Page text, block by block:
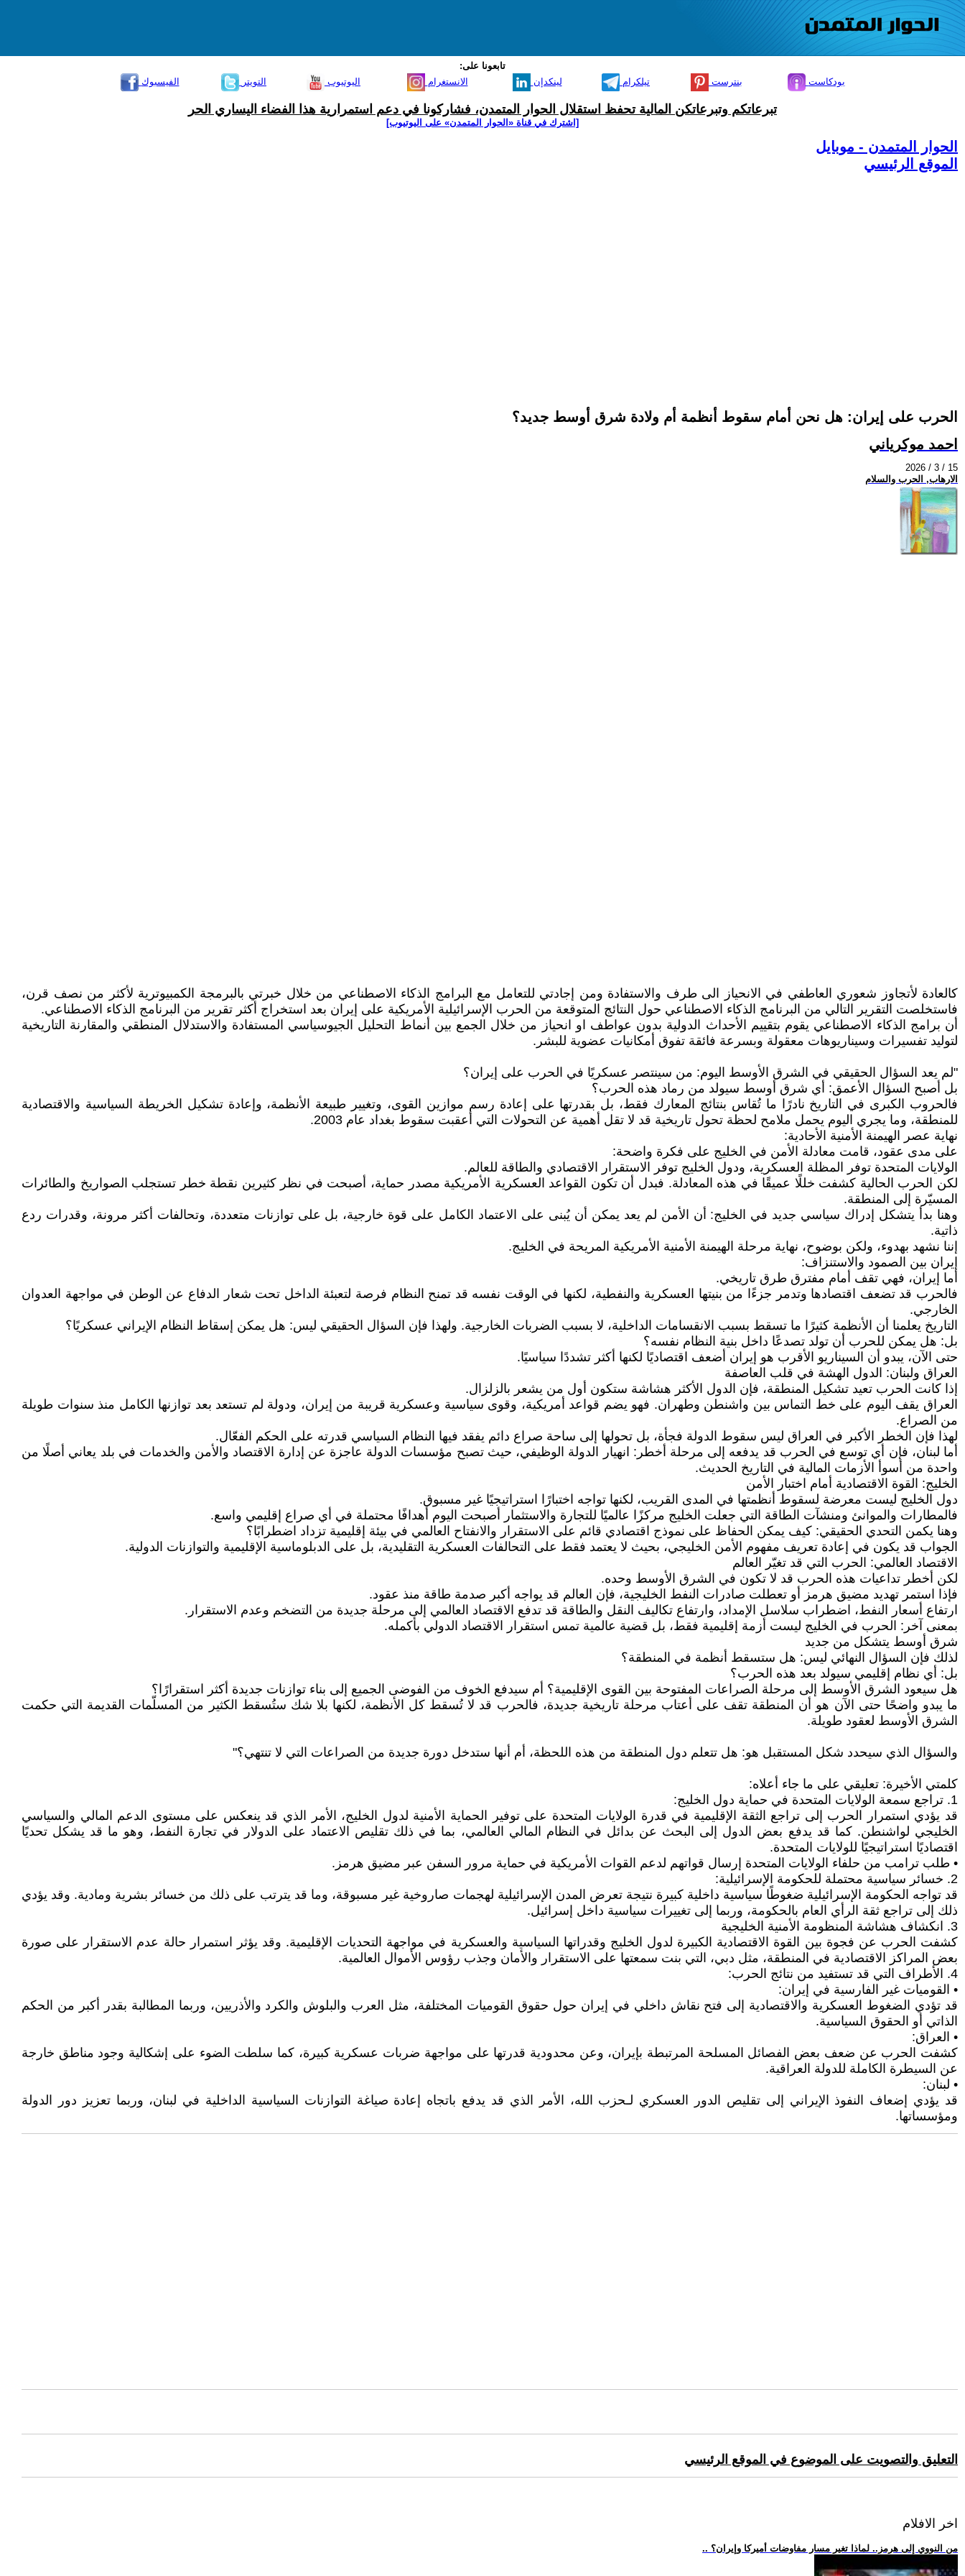
تابعونا على:
الفيسبوك
التويتر اليوتيوب الانستغرام لينكدإن تيلكرام بنترست بودكاست
تبرعاتكم وتبرعاتكن المالية تحفظ استقلال الحوار المتمدن، فشاركونا في دعم استمرارية هذا الفضاء اليساري الحر
[اشترك في قناة ‫«الحوار المتمدن» على اليوتيوب]
الحوار المتمدن - موبايل
الموقع الرئيسي
الحرب على إيران: هل نحن أمام سقوط أنظمة أم ولادة شرق أوسط جديد؟
احمد موكرياني
2026 / 3 / 15
الارهاب, الحرب والسلام
كالعادة لأتجاوز شعوري العاطفي في الانحياز الى طرف والاستفادة ومن إجادتي للتعامل مع البرامج الذكاء الاصطناعي من خلال خبرتي بالبرمجة الكمبيوترية لأكثر من نصف قرن،
فاستخلصت التقرير التالي من البرنامج الذكاء الاصطناعي حول النتائج المتوقعة من الحرب الإسرائيلية الأمريكية على إيران بعد استخراج أكثر تقرير من البرنامج الذكاء الاصطناعي.
أن برامج الذكاء الاصطناعي يقوم بتقييم الأحداث الدولية بدون عواطف او انحياز من خلال الجمع بين أنماط التحليل الجيوسياسي المستفادة والاستدلال المنطقي والمقارنة التاريخية
لتوليد تفسيرات وسيناريوهات معقولة وبسرعة فائقة تفوق أمكانيات عضوية للبشر.
"لم يعد السؤال الحقيقي في الشرق الأوسط اليوم: من سينتصر عسكريًا في الحرب على إيران؟
بل أصبح السؤال الأعمق: أي شرق أوسط سيولد من رماد هذه الحرب؟
فالحروب الكبرى في التاريخ نادرًا ما تُقاس بنتائج المعارك فقط، بل بقدرتها على إعادة رسم موازين القوى، وتغيير طبيعة الأنظمة، وإعادة تشكيل الخريطة السياسية والاقتصادية
للمنطقة، وما يجري اليوم يحمل ملامح لحظة تحول تاريخية قد لا تقل أهمية عن التحولات التي أعقبت سقوط بغداد عام 2003.
نهاية عصر الهيمنة الأمنية الأحادية:
على مدى عقود، قامت معادلة الأمن في الخليج على فكرة واضحة:
الولايات المتحدة توفر المظلة العسكرية، ودول الخليج توفر الاستقرار الاقتصادي والطاقة للعالم.
لكن الحرب الحالية كشفت خللًا عميقًا في هذه المعادلة. فبدل أن تكون القواعد العسكرية الأمريكية مصدر حماية، أصبحت في نظر كثيرين نقطة خطر تستجلب الصواريخ والطائرات
المسيّرة إلى المنطقة.
وهنا بدأ يتشكل إدراك سياسي جديد في الخليج: أن الأمن لم يعد يمكن أن يُبنى على الاعتماد الكامل على قوة خارجية، بل على توازنات متعددة، وتحالفات أكثر مرونة، وقدرات ردع
ذاتية.
إننا نشهد بهدوء، ولكن بوضوح، نهاية مرحلة الهيمنة الأمنية الأمريكية المريحة في الخليج.
إيران بين الصمود والاستنزاف:
أما إيران، فهي تقف أمام مفترق طرق تاريخي.
فالحرب قد تضعف اقتصادها وتدمر جزءًا من بنيتها العسكرية والنفطية، لكنها في الوقت نفسه قد تمنح النظام فرصة لتعبئة الداخل تحت شعار الدفاع عن الوطن في مواجهة العدوان
الخارجي.
التاريخ يعلمنا أن الأنظمة كثيرًا ما تسقط بسبب الانقسامات الداخلية، لا بسبب الضربات الخارجية. ولهذا فإن السؤال الحقيقي ليس: هل يمكن إسقاط النظام الإيراني عسكريًا؟
بل: هل يمكن للحرب أن تولد تصدعًا داخل بنية النظام نفسه؟
حتى الآن، يبدو أن السيناريو الأقرب هو إيران أضعف اقتصاديًا لكنها أكثر تشددًا سياسيًا.
العراق ولبنان: الدول الهشة في قلب العاصفة
إذا كانت الحرب تعيد تشكيل المنطقة، فإن الدول الأكثر هشاشة ستكون أول من يشعر بالزلزال.
العراق يقف اليوم على خط التماس بين واشنطن وطهران. فهو يضم قواعد أمريكية، وقوى سياسية وعسكرية قريبة من إيران، ودولة لم تستعد بعد توازنها الكامل منذ سنوات طويلة
من الصراع.
لهذا فإن الخطر الأكبر في العراق ليس سقوط الدولة فجأة، بل تحولها إلى ساحة صراع دائم يفقد فيها النظام السياسي قدرته على الحكم الفعّال.
أما لبنان، فإن أي توسع في الحرب قد يدفعه إلى مرحلة أخطر: انهيار الدولة الوظيفي، حيث تصبح مؤسسات الدولة عاجزة عن إدارة الاقتصاد والأمن والخدمات في بلد يعاني أصلًا من
واحدة من أسوأ الأزمات المالية في التاريخ الحديث.
الخليج: القوة الاقتصادية أمام اختبار الأمن
دول الخليج ليست معرضة لسقوط أنظمتها في المدى القريب، لكنها تواجه اختبارًا استراتيجيًا غير مسبوق.
فالمطارات والموانئ ومنشآت الطاقة التي جعلت الخليج مركزًا عالميًا للتجارة والاستثمار أصبحت اليوم أهدافًا محتملة في أي صراع إقليمي واسع.
وهنا يكمن التحدي الحقيقي: كيف يمكن الحفاظ على نموذج اقتصادي قائم على الاستقرار والانفتاح العالمي في بيئة إقليمية تزداد اضطرابًا؟
الجواب قد يكون في إعادة تعريف مفهوم الأمن الخليجي، بحيث لا يعتمد فقط على التحالفات العسكرية التقليدية، بل على الدبلوماسية الإقليمية والتوازنات الدولية.
الاقتصاد العالمي: الحرب التي قد تغيّر العالم
لكن أخطر تداعيات هذه الحرب قد لا تكون في الشرق الأوسط وحده.
فإذا استمر تهديد مضيق هرمز أو تعطلت صادرات النفط الخليجية، فإن العالم قد يواجه أكبر صدمة طاقة منذ عقود.
ارتفاع أسعار النفط، اضطراب سلاسل الإمداد، وارتفاع تكاليف النقل والطاقة قد تدفع الاقتصاد العالمي إلى مرحلة جديدة من التضخم وعدم الاستقرار.
بمعنى آخر: الحرب في الخليج ليست أزمة إقليمية فقط، بل قضية عالمية تمس استقرار الاقتصاد الدولي بأكمله.
شرق أوسط يتشكل من جديد
لذلك فإن السؤال النهائي ليس: هل ستسقط أنظمة في المنطقة؟
بل: أي نظام إقليمي سيولد بعد هذه الحرب؟
هل سيعود الشرق الأوسط إلى مرحلة الصراعات المفتوحة بين القوى الإقليمية؟ أم سيدفع الخوف من الفوضى الجميع إلى بناء توازنات جديدة أكثر استقرارًا؟
ما يبدو واضحًا حتى الآن هو أن المنطقة تقف على أعتاب مرحلة تاريخية جديدة، فالحرب قد لا تُسقط كل الأنظمة، لكنها بلا شك ستُسقط الكثير من المسلّمات القديمة التي حكمت
الشرق الأوسط لعقود طويلة.
والسؤال الذي سيحدد شكل المستقبل هو: هل تتعلم دول المنطقة من هذه اللحظة، أم أنها ستدخل دورة جديدة من الصراعات التي لا تنتهي؟"
كلمتي الأخيرة: تعليقي على ما جاء أعلاه:
1. تراجع سمعة الولايات المتحدة في حماية دول الخليج:
قد يؤدي استمرار الحرب إلى تراجع الثقة الإقليمية في قدرة الولايات المتحدة على توفير الحماية الأمنية لدول الخليج، الأمر الذي قد ينعكس على مستوى الدعم المالي والسياسي
الخليجي لواشنطن. كما قد يدفع بعض الدول إلى البحث عن بدائل في النظام المالي العالمي، بما في ذلك تقليص الاعتماد على الدولار في تجارة النفط، وهو ما قد يشكل تحديًا
اقتصاديًا استراتيجيًا للولايات المتحدة.
• طلب ترامب من حلفاء الولايات المتحدة إرسال قواتهم لدعم القوات الأمريكية في حماية مرور السفن عبر مضيق هرمز.
2. خسائر سياسية محتملة للحكومة الإسرائيلية:
قد تواجه الحكومة الإسرائيلية ضغوطًا سياسية داخلية كبيرة نتيجة تعرض المدن الإسرائيلية لهجمات صاروخية غير مسبوقة، وما قد يترتب على ذلك من خسائر بشرية ومادية. وقد يؤدي
ذلك إلى تراجع ثقة الرأي العام بالحكومة، وربما إلى تغييرات سياسية داخل إسرائيل.
3. انكشاف هشاشة المنظومة الأمنية الخليجية
كشفت الحرب عن فجوة بين القوة الاقتصادية الكبيرة لدول الخليج وقدراتها السياسية والعسكرية في مواجهة التحديات الإقليمية. وقد يؤثر استمرار حالة عدم الاستقرار على صورة
بعض المراكز الاقتصادية في المنطقة، مثل دبي، التي بنت سمعتها على الاستقرار والأمان وجذب رؤوس الأموال العالمية.
4. الأطراف التي قد تستفيد من نتائج الحرب:
• القوميات غير الفارسية في إيران:
قد تؤدي الضغوط العسكرية والاقتصادية إلى فتح نقاش داخلي في إيران حول حقوق القوميات المختلفة، مثل العرب والبلوش والكرد والأذريين، وربما المطالبة بقدر أكبر من الحكم
الذاتي أو الحقوق السياسية.
• العراق:
كشفت الحرب عن ضعف بعض الفصائل المسلحة المرتبطة بإيران، وعن محدودية قدرتها على مواجهة ضربات عسكرية كبيرة، كما سلطت الضوء على إشكالية وجود مناطق خارجة
عن السيطرة الكاملة للدولة العراقية.
• لبنان:
قد يؤدي إضعاف النفوذ الإيراني إلى تقليص الدور العسكري لـحزب الله، الأمر الذي قد يدفع باتجاه إعادة صياغة التوازنات السياسية الداخلية في لبنان، وربما تعزيز دور الدولة
ومؤسساتها.
التعليق والتصويت على الموضوع في الموقع الرئيسي
اخر الافلام
.. من النووي إلى هرمز.. لماذا تغير مسار مفاوضات أميركا وإيران؟